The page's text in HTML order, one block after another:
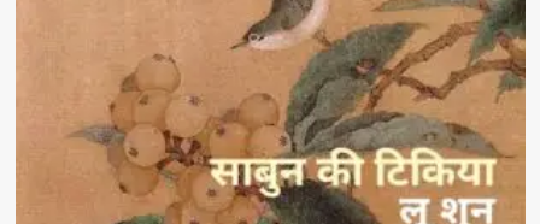
‘साबुन
की
टिकिया’
का
तीसरा
भाग..